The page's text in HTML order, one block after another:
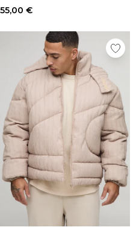
longues
55,00 €